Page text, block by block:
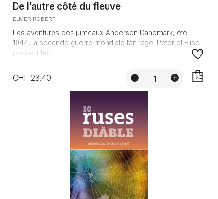
De l’autre côté du fleuve
ELMER ROBERT
Les aventures des jumeaux Andersen Danemark, été
1944, la seconde guerre mondiale fait rage. Peter et Elise
passent les...
CHF 23.40